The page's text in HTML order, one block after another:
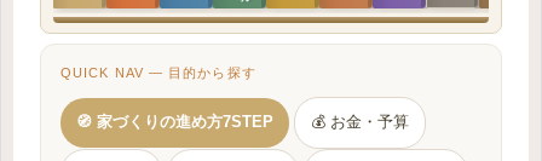
QUICK NAV — 目的から探す
🧭 家づくりの進め方7STEP 💰 お金・予算